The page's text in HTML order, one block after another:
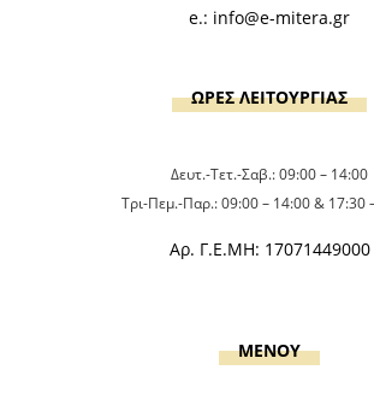
e.: info@e-mitera.gr
ΩΡΕΣ ΛΕΙΤΟΥΡΓΙΑΣ
Δευτ.-Τετ.-Σαβ.: 09:00 – 14:00
Τρι-Πεμ.-Παρ.: 09:00 – 14:00 & 17:30
Αρ. Γ.Ε.ΜΗ: 17071449000
MENOY